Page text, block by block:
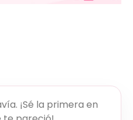
¡Sé la primera en